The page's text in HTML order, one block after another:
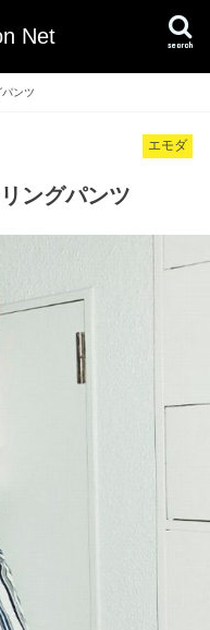
Net search
ンツ
エモダ
ングパンツ